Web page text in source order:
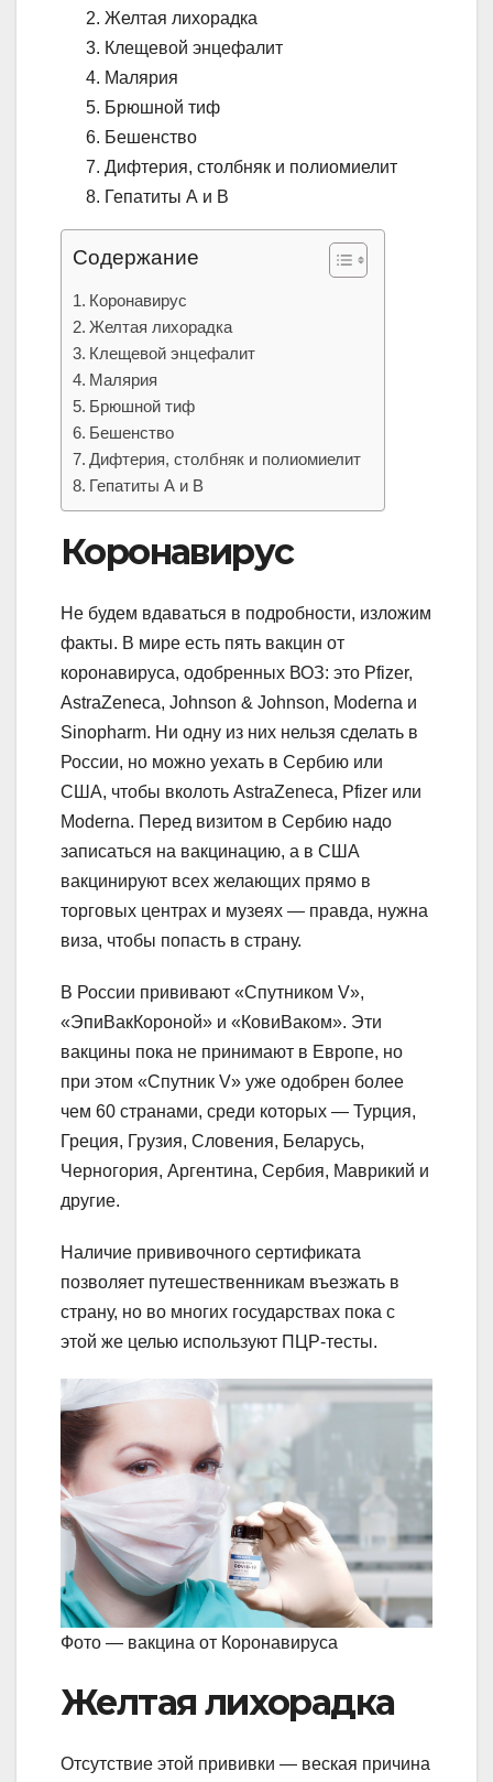
Желтая лихорадка
Клещевой энцефалит
Малярия
Брюшной тиф
Бешенство
Дифтерия, столбняк и полиомиелит
Гепатиты А и В
Содержание
Коронавирус
Желтая лихорадка
Клещевой энцефалит
Малярия
Брюшной тиф
Бешенство
Дифтерия, столбняк и полиомиелит
Гепатиты А и В
Коронавирус
Не будем вдаваться в подробности, изложим
факты. В мире есть пять вакцин от
коронавируса, одобренных ВОЗ: это Pfizer,
AstraZeneca, Johnson & Johnson, Modernа и
Sinopharm. Ни одну из них нельзя сделать в
России, но можно уехать в Сербию или
США, чтобы вколоть AstraZeneca, Pfizer или
Moderna. Перед визитом в Сербию надо
записаться на вакцинацию, а в США
вакцинируют всех желающих прямо в
торговых центрах и музеях — правда, нужна
виза, чтобы попасть в страну.
В России прививают «Спутником V»,
«ЭпиВакКороной» и «КовиВаком». Эти
вакцины пока не принимают в Европе, но
при этом «Спутник V» уже одобрен более
чем 60 странами, среди которых — Турция,
Греция, Грузия, Словения, Беларусь,
Черногория, Аргентина, Сербия, Маврикий и
другие.
Наличие прививочного сертификата
позволяет путешественникам въезжать в
страну, но во многих государствах пока с
этой же целью используют ПЦР-тесты.
Фото — вакцина от Коронавируса
Желтая лихорадка
Отсутствие этой прививки — веская причина